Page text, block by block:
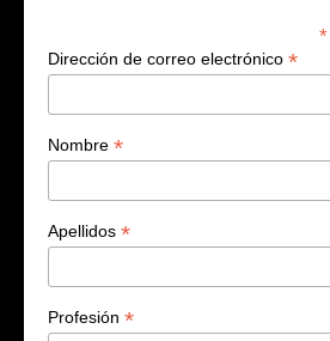
*
Dirección de correo electrónico *
Nombre *
Apellidos *
Profesión *